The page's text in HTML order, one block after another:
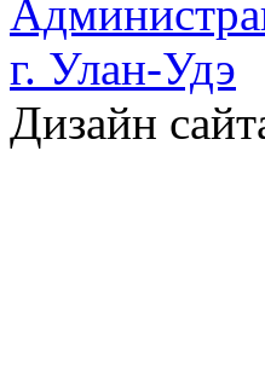
г. Улан-Удэ
Дизайн